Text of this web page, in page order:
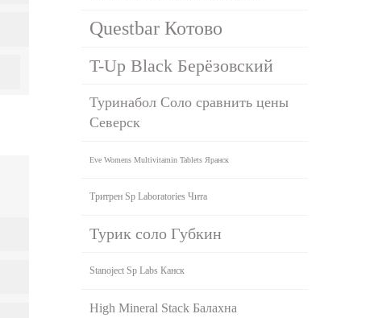
Questbar Котово
T-Up Black Берёзовский
Туринабол Соло сравнить цены
Северск
Eve Womens Multivitamin Tablets Яранск
Тритрен Sp Laboratories Чита
Турик соло Губкин
Stanoject Sp Labs Канск
High Mineral Stack Балахна